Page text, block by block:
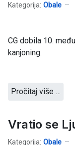
Kategorija: Obale
CG dobila 10.
kanjoning.
Pročitaj više …
Vratio se
Kategorija: Obale